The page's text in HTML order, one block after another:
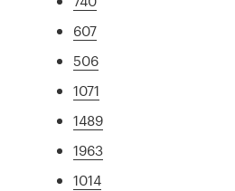
607
506
1071
1489
1963
1014